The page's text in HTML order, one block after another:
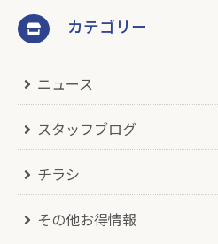
カテゴリー
ニュース
スタッフブログ
チラシ
その他お得情報